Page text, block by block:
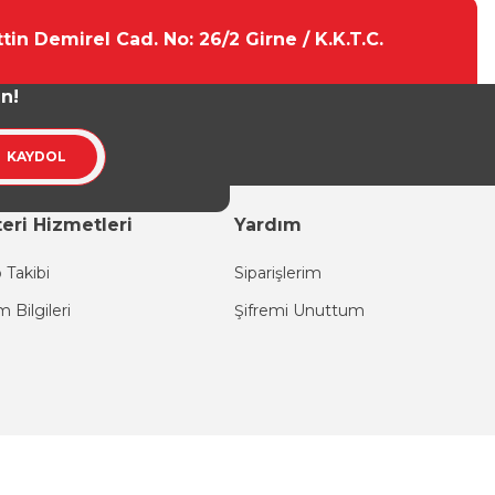
Demirel Cad. No: 26/2 Girne / K.K.T.C.
KAYDOL
Hizmetleri
Takibi
Bilgileri
Yardım
Siparişlerim
Şifremi Unuttum